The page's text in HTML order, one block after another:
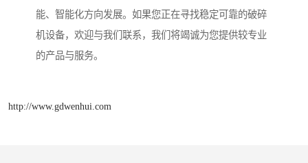
能、智能化方向发展。如果您正在寻找稳定可靠的破碎
机设备，欢迎与我们联系，我们将竭诚为您提供较专业
的产品与服务。
http://www.gdwenhui.com